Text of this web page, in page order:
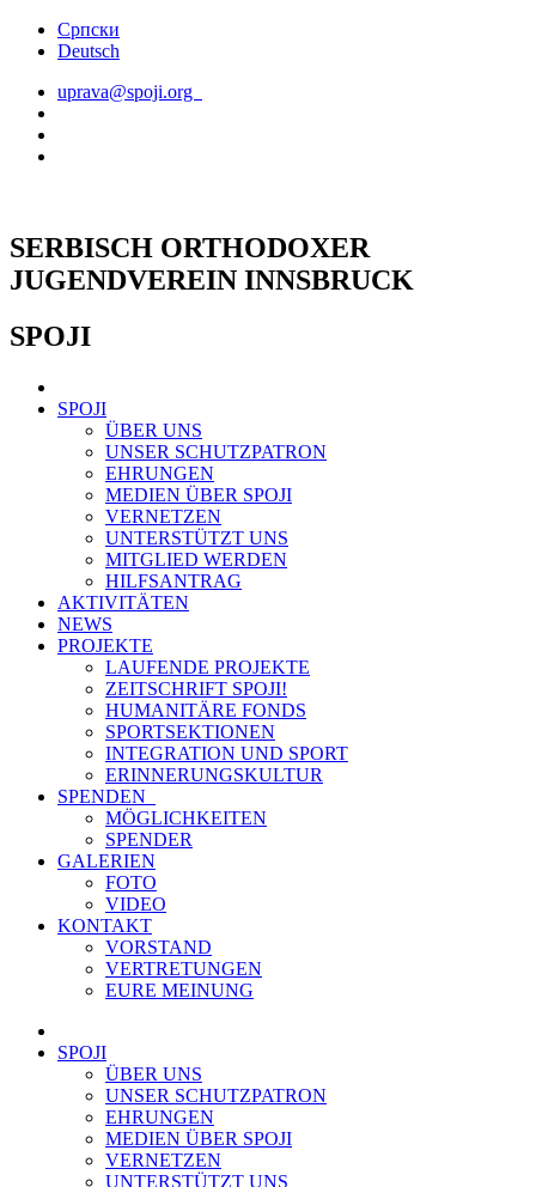
Skip
Српски
Deutsch
uprava@spoji.org
SERBISCH ORTHODOXER
JUGENDVEREIN INNSBRUCK
SPOJI
SPOJI
ÜBER UNS
UNSER SCHUTZPATRON
EHRUNGEN
MEDIEN ÜBER SPOJI
VERNETZEN
UNTERSTÜTZT UNS
MITGLIED WERDEN
HILFSANTRAG
AKTIVITÄTEN
NEWS
PROJEKTE
LAUFENDE PROJEKTE
ZEITSCHRIFT SPOJI!
HUMANITÄRE FONDS
SPORTSEKTIONEN
INTEGRATION UND SPORT
ERINNERUNGSKULTUR
SPENDEN
MÖGLICHKEITEN
SPENDER
GALERIEN
FOTO
VIDEO
KONTAKT
VORSTAND
VERTRETUNGEN
EURE MEINUNG
SPOJI
ÜBER UNS
UNSER SCHUTZPATRON
EHRUNGEN
MEDIEN ÜBER SPOJI
VERNETZEN
UNTERSTÜTZT UNS